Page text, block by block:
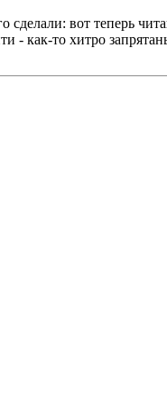
сделали: вот теперь
- как-то хитро